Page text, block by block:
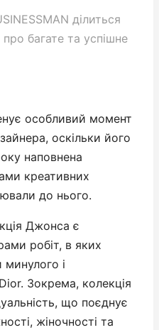
ділиться
багате та успішне
особливий момент
оскільки його
наповнена
креативних
до нього.
Джонса є
робіт, в яких
минулого і
Зокрема, колекція
що поєднує
жіночності та